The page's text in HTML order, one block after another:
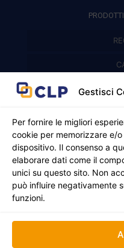
Gestisci
Per fornire le migliori
cookie per memorizzare e/
dispositivo. Il consenso a
elaborare dati come il
unici su questo sito. Non
può influire negativamente
funzioni.
Nicchie
© 2021 - 2026 CLP
CF e P. IVA